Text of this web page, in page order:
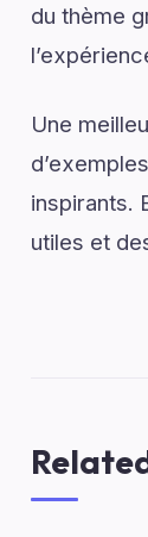
du thème
Une
inspirants.
utiles et